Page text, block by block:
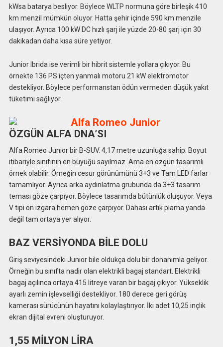
kWsa batarya besliyor. Böylece WLTP normuna göre birleşik 410
km menzil mümkün oluyor. Hatta şehir içinde 590 km menzile
ulaşıyor. Ayrıca 100 kW DC hızlı şarj ile yüzde 20-80 şarj için 30
dakikadan daha kısa süre yetiyor.
Junior Ibrida ise verimli bir hibrit sistemle yollara çıkıyor. Bu
örnekte 136 PS içten yanmalı motoru 21 kW elektromotor
destekliyor. Böylece performanstan ödün vermeden düşük yakıt
tüketimi sağlıyor.
ÖZGÜN ALFA DNA’SI
Alfa Romeo Junior bir B-SUV. 4,17 metre uzunluğa sahip. Boyut
itibariyle sınıfının en büyüğü sayılmaz. Ama en özgün tasarımlı
örnek olabilir. Örneğin cesur görünümünü 3+3 ve Tam LED farlar
tamamlıyor. Ayrıca arka aydınlatma grubunda da 3+3 tasarım
teması göze çarpıyor. Böylece tasarımda bütünlük oluşuyor. Veya
V tipi ön ızgara hemen göze çarpıyor. Dahası artık plama yanda
değil tam ortaya yer alıyor.
BAZ VERSİYONDA BİLE DOLU
Giriş seviyesindeki Junior bile oldukça dolu bir donanımla geliyor.
Örneğin bu sınıfta nadir olan elektrikli bagaj standart. Elektrikli
bagaj açılınca ortaya 415 litreye varan bir bagaj çıkıyor. Yükseklik
ayarlı zemin işlevselliği destekliyor. 180 derece geri görüş
kamerası sürücünün hayatını kolaylaştırıyor. İki adet 10,25 inçlik
ekran dijital evreni oluşturuyor.
1,55 MİLYON LİRA